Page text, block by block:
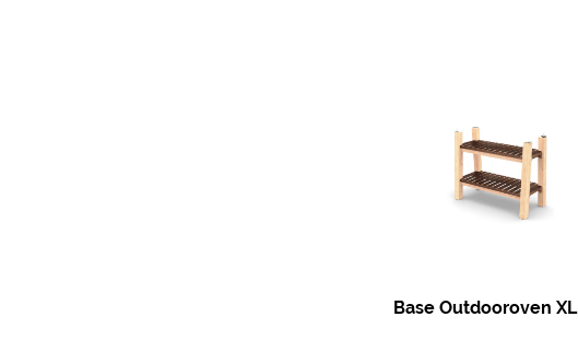
Base Outdooroven XL